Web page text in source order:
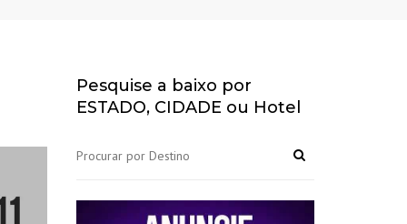
Pesquise a baixo por
ESTADO, CIDADE ou Hotel